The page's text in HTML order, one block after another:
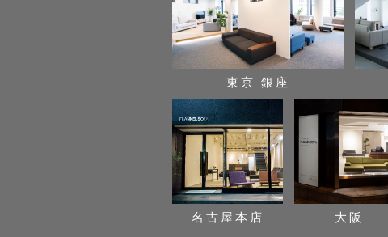
東京 銀座
名古屋本店 大阪